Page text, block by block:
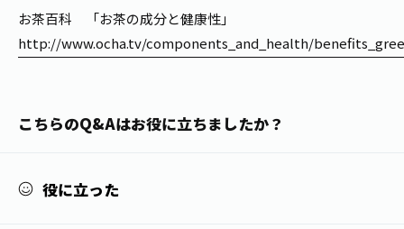
お茶百科キッズ
茶産地育成事業
食育・イベント
新俳句大賞
未来の桜プロジェクト
店舗検索
THE ITOEN
お茶百科 「お茶の成分と健康性」
http://www.ocha.tv/components_and_health/
こちらのQ&Aはお役に立ちましたか？
役に立った